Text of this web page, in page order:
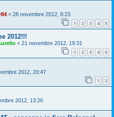
« 28 novembre 2012, 8:23
1 2 3 4 5
2012!!!
« 21 novembre 2012, 19:31
1 2 3 4 5
2012, 20:47
1 2
2012, 13:26